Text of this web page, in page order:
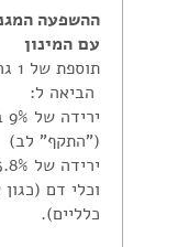
ההשפעה
עם המינון
הביאה ל:
("התקף" לב)
וכלי דם
כלליים).